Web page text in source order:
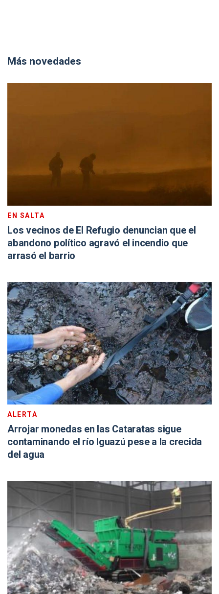
Más novedades
EN SALTA
Los vecinos de El Refugio denuncian que el
abandono político agravó el incendio que
arrasó el barrio
ALERTA
Arrojar monedas en las Cataratas sigue
contaminando el río Iguazú pese a la crecida
del agua